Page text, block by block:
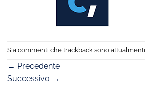
Sia commenti che trackback sono
← Precedente
Successivo →